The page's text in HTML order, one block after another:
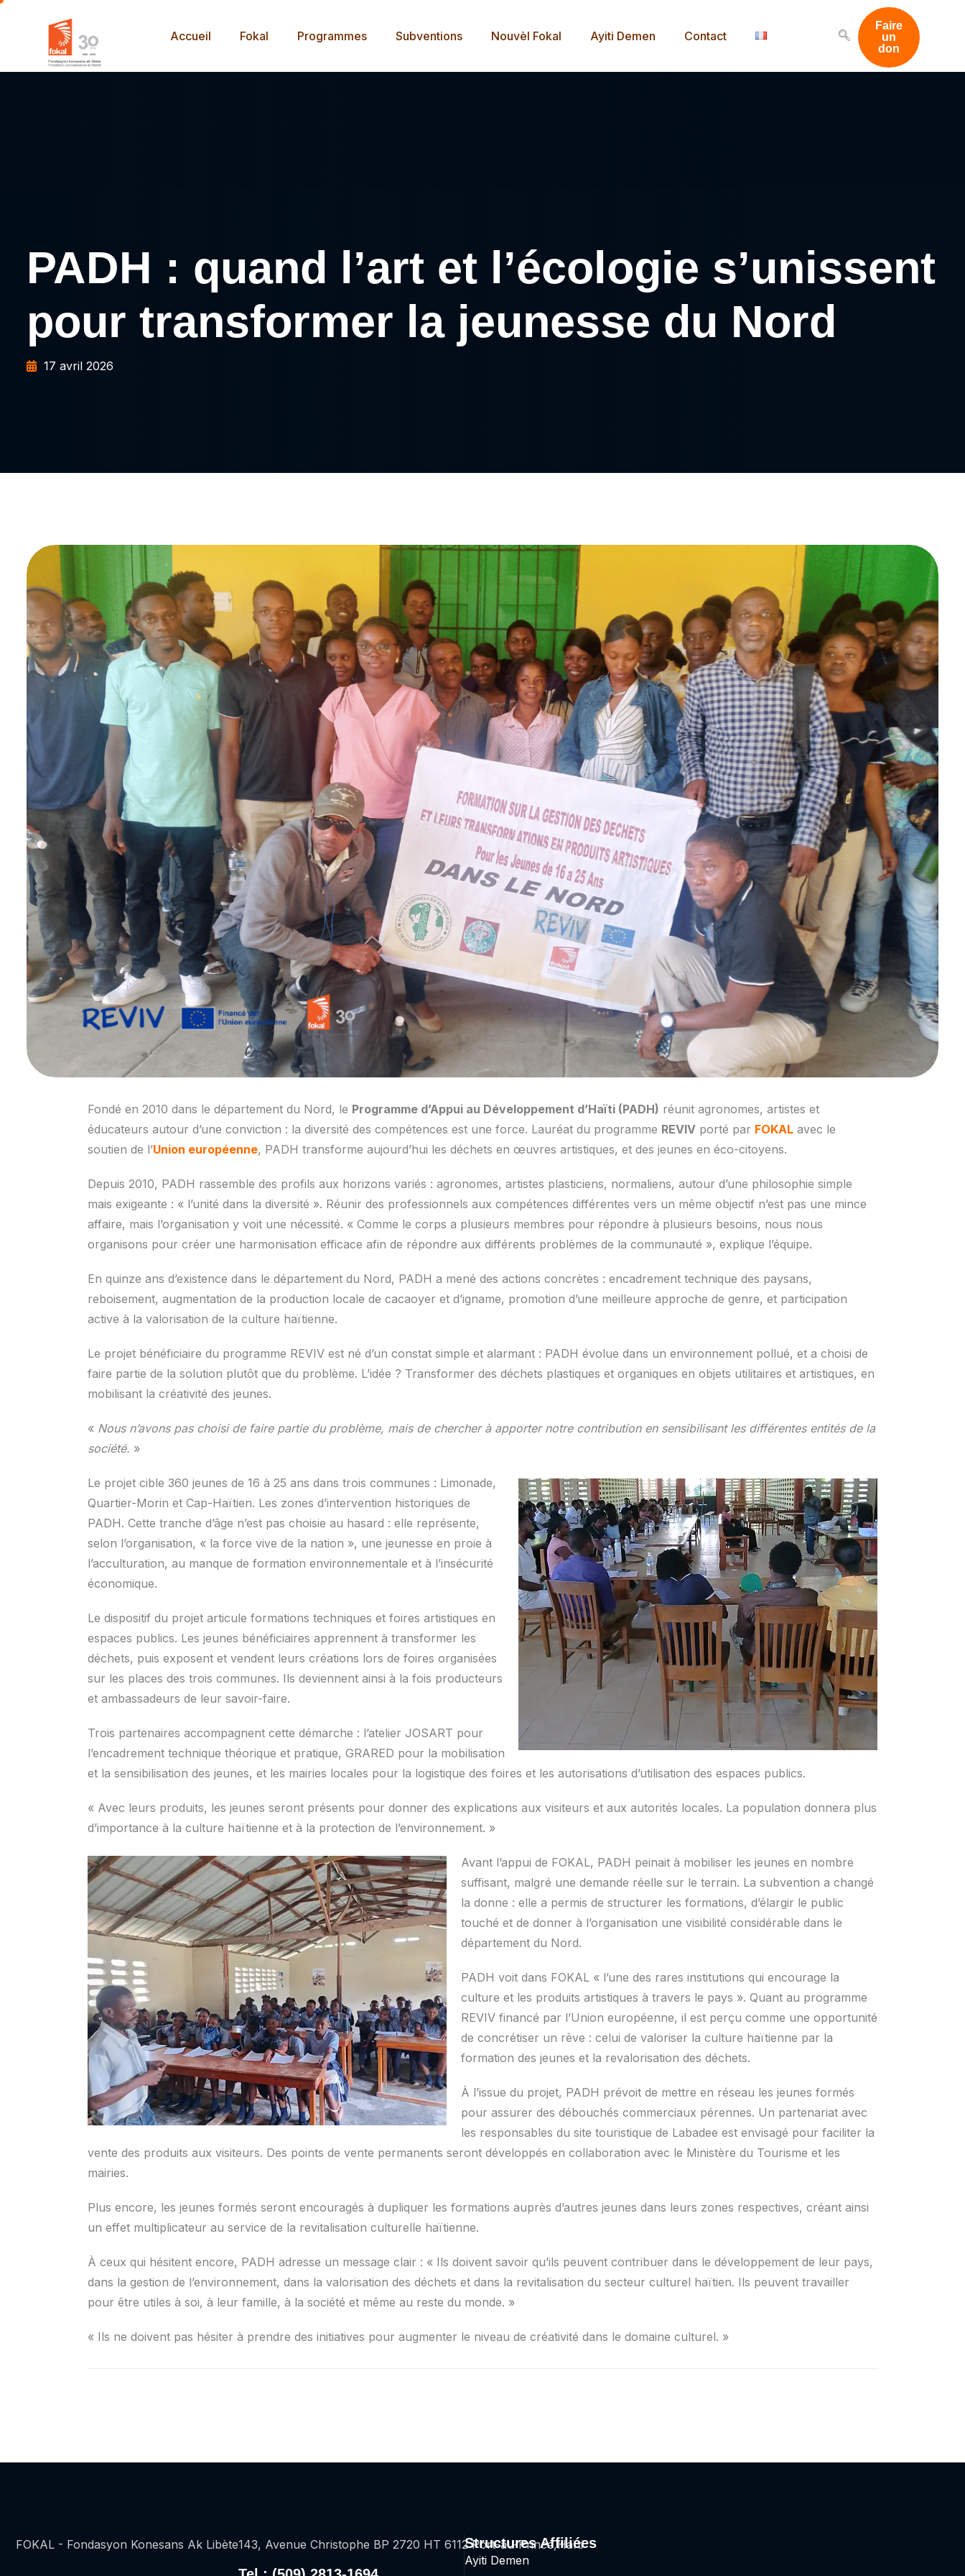
Accueil Fokal Programmes Subventions Nouvèl Fokal Ayiti Demen Contact
Faire
un
don
PADH : quand l’art et l’écologie s’unissent
pour transformer la jeunesse du Nord
17 avril 2026
Fondé en 2010 dans le département du Nord, le Programme d’Appui au Développement d’Haïti (PADH) réunit agronomes, artistes et
éducateurs autour d’une conviction : la diversité des compétences est une force. Lauréat du programme REVIV porté par FOKAL avec le
soutien de l’Union européenne, PADH transforme aujourd’hui les déchets en œuvres artistiques, et des jeunes en éco-citoyens.
Depuis 2010, PADH rassemble des profils aux horizons variés : agronomes, artistes plasticiens, normaliens, autour d’une philosophie simple
mais exigeante : « l’unité dans la diversité ». Réunir des professionnels aux compétences différentes vers un même objectif n’est pas une mince
affaire, mais l’organisation y voit une nécessité. « Comme le corps a plusieurs membres pour répondre à plusieurs besoins, nous nous
organisons pour créer une harmonisation efficace afin de répondre aux différents problèmes de la communauté », explique l’équipe.
En quinze ans d’existence dans le département du Nord, PADH a mené des actions concrètes : encadrement technique des paysans,
reboisement, augmentation de la production locale de cacaoyer et d’igname, promotion d’une meilleure approche de genre, et participation
active à la valorisation de la culture haïtienne.
Le projet bénéficiaire du programme REVIV est né d’un constat simple et alarmant : PADH évolue dans un environnement pollué, et a choisi de
faire partie de la solution plutôt que du problème. L’idée ? Transformer des déchets plastiques et organiques en objets utilitaires et artistiques, en
mobilisant la créativité des jeunes.
« Nous n’avons pas choisi de faire partie du problème, mais de chercher à apporter notre contribution en sensibilisant les différentes entités de la
société. »
Le projet cible 360 jeunes de 16 à 25 ans dans trois communes : Limonade,
Quartier-Morin et Cap-Haïtien. Les zones d’intervention historiques de
PADH. Cette tranche d’âge n’est pas choisie au hasard : elle représente,
selon l’organisation, « la force vive de la nation », une jeunesse en proie à
l’acculturation, au manque de formation environnementale et à l’insécurité
économique.
Le dispositif du projet articule formations techniques et foires artistiques en
espaces publics. Les jeunes bénéficiaires apprennent à transformer les
déchets, puis exposent et vendent leurs créations lors de foires organisées
sur les places des trois communes. Ils deviennent ainsi à la fois producteurs
et ambassadeurs de leur savoir-faire.
Trois partenaires accompagnent cette démarche : l’atelier JOSART pour
l’encadrement technique théorique et pratique, GRARED pour la mobilisation
et la sensibilisation des jeunes, et les mairies locales pour la logistique des foires et les autorisations d’utilisation des espaces publics.
« Avec leurs produits, les jeunes seront présents pour donner des explications aux visiteurs et aux autorités locales. La population donnera plus
d’importance à la culture haïtienne et à la protection de l’environnement. »
Avant l’appui de FOKAL, PADH peinait à mobiliser les jeunes en nombre
suffisant, malgré une demande réelle sur le terrain. La subvention a changé
la donne : elle a permis de structurer les formations, d’élargir le public
touché et de donner à l’organisation une visibilité considérable dans le
département du Nord.
PADH voit dans FOKAL « l’une des rares institutions qui encourage la
culture et les produits artistiques à travers le pays ». Quant au programme
REVIV financé par l’Union européenne, il est perçu comme une opportunité
de concrétiser un rêve : celui de valoriser la culture haïtienne par la
formation des jeunes et la revalorisation des déchets.
À l’issue du projet, PADH prévoit de mettre en réseau les jeunes formés
pour assurer des débouchés commerciaux pérennes. Un partenariat avec
les responsables du site touristique de Labadee est envisagé pour faciliter la
vente des produits aux visiteurs. Des points de vente permanents seront développés en collaboration avec le Ministère du Tourisme et les
mairies.
Plus encore, les jeunes formés seront encouragés à dupliquer les formations auprès d’autres jeunes dans leurs zones respectives, créant ainsi
un effet multiplicateur au service de la revitalisation culturelle haïtienne.
À ceux qui hésitent encore, PADH adresse un message clair : « Ils doivent savoir qu’ils peuvent contribuer dans le développement de leur pays,
dans la gestion de l’environnement, dans la valorisation des déchets et dans la revitalisation du secteur culturel haïtien. Ils peuvent travailler
pour être utiles à soi, à leur famille, à la société et même au reste du monde. »
« Ils ne doivent pas hésiter à prendre des initiatives pour augmenter le niveau de créativité dans le domaine culturel. »
FOKAL - Fondasyon Konesans Ak Libète143, Avenue Christophe BP 2720 HT 6112 Port-au-Prince,Haïti
Structures Affiliées
Ayiti Demen